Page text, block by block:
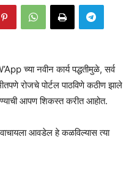
च्या नवीन कार्य पद्धतीमुळे, सर्व
रोजचे पोर्टल पाठविणे कठीण झाले
आपण शिकस्त करीत आहोत.
वाचायला आवडेल हे कळविल्यास त्या